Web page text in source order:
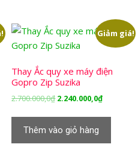
Giảm giá!
Thay Ắc quy xe máy điện
Gopro Zip Suzika
2.700.000,0₫ Giá
2.700.000,0₫.
2.240.000,0₫Giá
Thêm vào giỏ hàng